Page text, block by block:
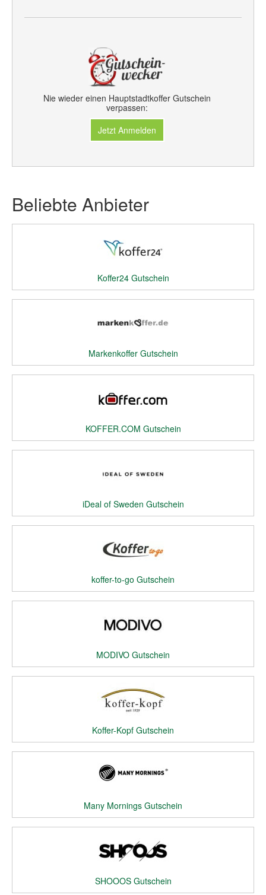
Nie wieder einen Hauptstadtkoffer Gutschein
verpassen:
Jetzt Anmelden
Beliebte Anbieter
Koffer24 Gutschein
Markenkoffer Gutschein
KOFFER.COM Gutschein
iDeal of Sweden Gutschein
koffer-to-go Gutschein
MODIVO Gutschein
Koffer-Kopf Gutschein
Many Mornings Gutschein
SHOOOS Gutschein